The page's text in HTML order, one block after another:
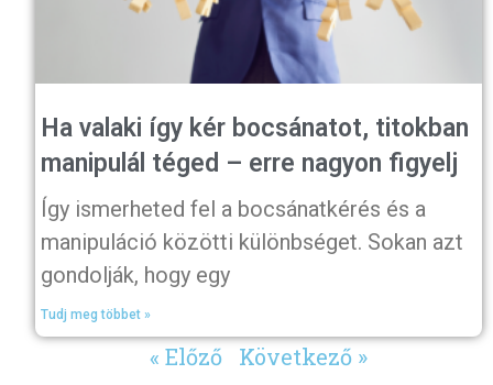
Ha valaki így kér bocsánatot, titokban
manipulál téged – erre nagyon figyelj
Így ismerheted fel a bocsánatkérés és a
manipuláció közötti különbséget. Sokan azt
gondolják, hogy egy
Tudj meg többet »
« Előző Következő »